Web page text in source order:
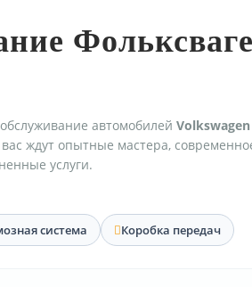
автомобилей Volkswagen
ждут опытные мастера,
услуги.
система Коробка передач